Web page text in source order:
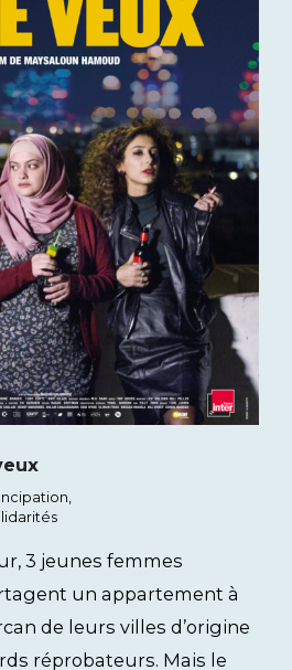
,
3 jeunes femmes
un appartement à
de leurs villes d’origine
réprobateurs. Mais le